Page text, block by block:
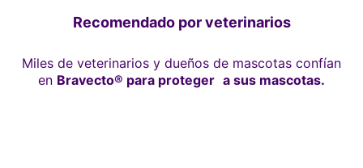
Recomendado por veterinarios
Miles de veterinarios y dueños de mascotas confían
en Bravecto® para proteger a sus mascotas.